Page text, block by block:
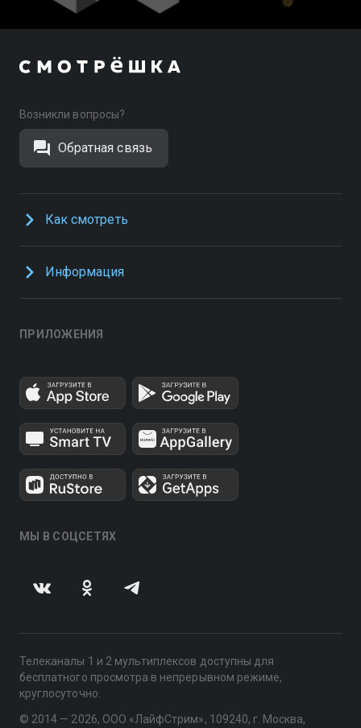
Возникли вопросы?
Обратная связь
Как смотреть
Информация
ПРИЛОЖЕНИЯ
МЫ В СОЦСЕТЯХ
Телеканалы 1 и 2 мультиплексов доступны для
бесплатного просмотра в непрерывном режиме,
круглосуточно.
© 2014 — 2026, ООО «ЛайфСтрим», 109240, г. Москва,